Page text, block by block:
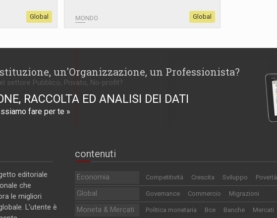
Global MONDO Global
un'Organizzazione, un Professionista?
settore Pubblico, Privato, No-profit?
RACCOLTA ED ANALISI DEI DATI
fare per te »
editoriale
che
le migliori
L'utente è
contenuti
Economia Competitività Crescita Sviluppo Povertà
Global Governance Commercio Migrazioni
Moneta & Mercati Politica monetaria Bce Banche Mercati